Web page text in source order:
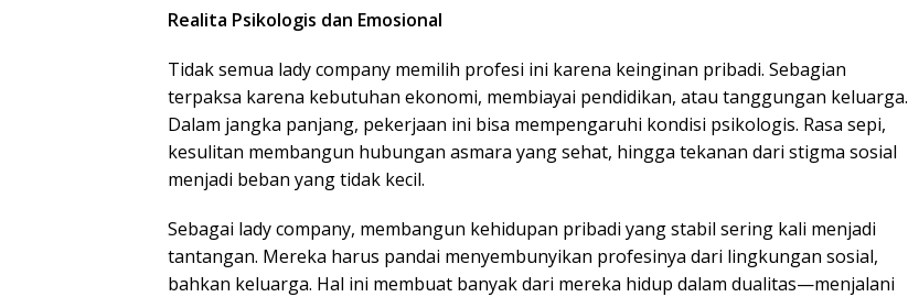
Realita Psikologis dan Emosional
Tidak semua lady company memilih profesi ini karena keinginan pribadi. Sebagian
terpaksa karena kebutuhan ekonomi, membiayai pendidikan, atau tanggungan keluarga.
Dalam jangka panjang, pekerjaan ini bisa mempengaruhi kondisi psikologis. Rasa sepi,
kesulitan membangun hubungan asmara yang sehat, hingga tekanan dari stigma sosial
menjadi beban yang tidak kecil.
Sebagai lady company, membangun kehidupan pribadi yang stabil sering kali menjadi
tantangan. Mereka harus pandai menyembunyikan profesinya dari lingkungan sosial,
bahkan keluarga. Hal ini membuat banyak dari mereka hidup dalam dualitas—menjalani